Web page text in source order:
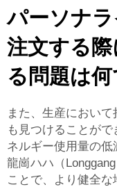
パーソナ
注文する
る問題は
また、生産におい
も見つけることが
ネルギー使用量の低
龍崗ハハ（
ことで、より健全